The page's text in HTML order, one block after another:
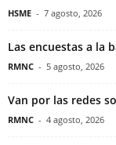
HSME - 7 agosto, 2026
Las encuestas a la
RMNC - 5 agosto, 2026
Van por las redes
RMNC - 4 agosto, 2026